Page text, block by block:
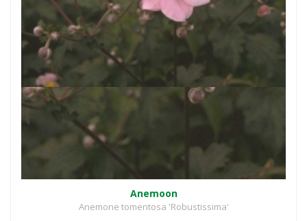
Anemoon
Anemone tomentosa 'Robustissima'